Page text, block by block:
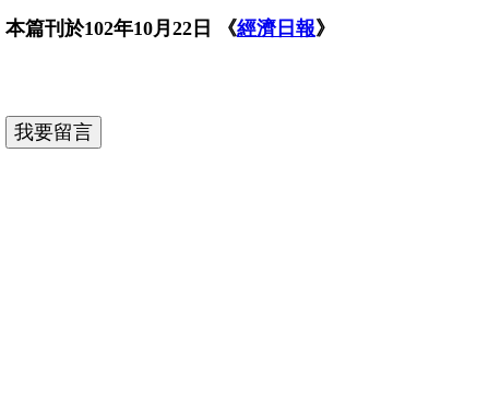
本篇刊於102年10月22日 《經濟日報》